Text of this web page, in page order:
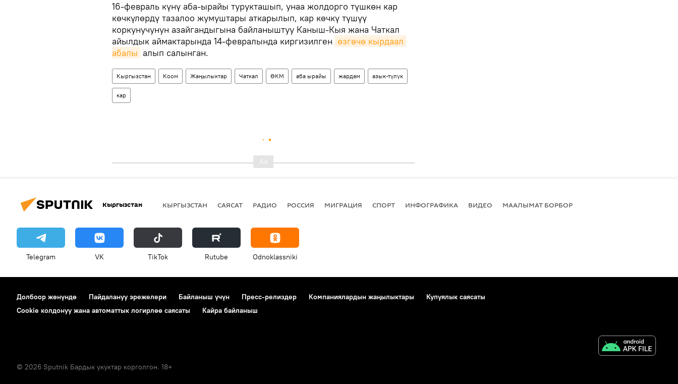
16-февраль күнү аба-ырайы турукташып, унаа жолдорго түшкөн кар
көчкүлөрдү тазалоо жумуштары аткарылып, кар көчкү түшүү
коркунучунун азайгандыгына байланыштуу Каныш-Кыя жана Чаткал
айылдык аймактарында 14-февралында киргизилген өзгөчө кырдаал
абалы алып салынган.
Кыргызстан Коом Жаңылыктар Чаткал ӨКМ аба ырайы жардам азык-түлүк
кар
Кыргызстан КЫРГЫЗСТАН САЯСАТ РАДИО РОССИЯ МИГРАЦИЯ СПОРТ ИНФОГРАФИКА ВИДЕО МААЛЫМАТ БОРБОР
Telegram VK ТikТоk Rutube Odnoklassniki
Долбоор жөнүндө Пайдалануу эрежелери Байланыш үчүн Пресс-релиздер Компаниялардын жаңылыктары
Купуялык саясаты
Cookie колдонуу жана автоматтык логирлөө саясаты
Кайра байланыш
© 2026 Sputnik Бардык укуктар корголгон. 18+